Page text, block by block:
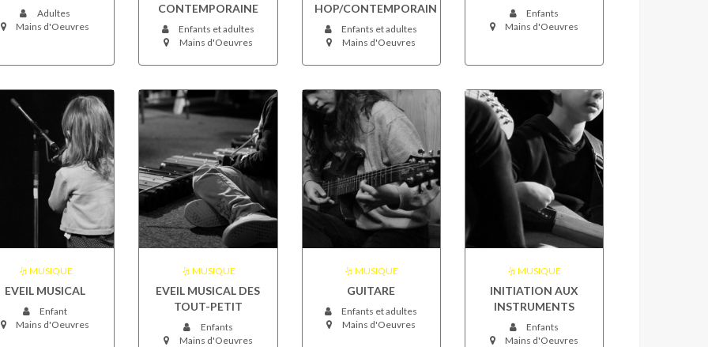
Adultes
Mains d'Oeuvres
CONTEMPORAINE
Enfants et adultes
Mains d'Oeuvres
HOP/CONTEMPORAIN
Enfants et adultes
Mains d'Oeuvres
Enfants
Mains d'Oeuvres
MUSIQUE
EVEIL MUSICAL
Enfant
Mains d'Oeuvres
MUSIQUE
EVEIL MUSICAL DES
TOUT-PETIT
Enfants
Mains d'Oeuvres
MUSIQUE
GUITARE
Enfants et adultes
Mains d'Oeuvres
MUSIQUE
INITIATION AUX
INSTRUMENTS
Enfants
Mains d'Oeuvres